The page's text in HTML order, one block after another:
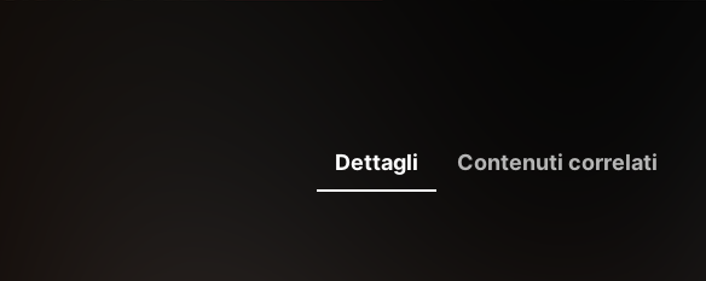
Dettagli Contenuti correlati